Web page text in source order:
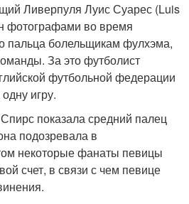
Ливерпуля Луис Суарес (Luis
фотографами во время
пальца болельщикам фулхэма,
За это футболист
футбольной федерации
игру.
показала средний палец
подозревала в
некоторые фанаты певицы
счет, в связи с чем певице